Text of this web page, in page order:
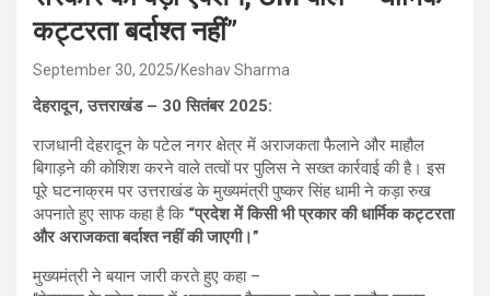
कट्टरता बर्दाश्त नहीं”
September 30, 2025 Keshav Sharma
देहरादून, उत्तराखंड – 30 सितंबर 2025:
राजधानी देहरादून के पटेल नगर क्षेत्र में अराजकता फैलाने और माहौल
बिगाड़ने की कोशिश करने वाले तत्वों पर पुलिस ने सख्त कार्रवाई की है। इस
पूरे घटनाक्रम पर उत्तराखंड के मुख्यमंत्री पुष्कर सिंह धामी ने कड़ा रुख
अपनाते हुए साफ कहा है कि “प्रदेश में किसी भी प्रकार की धार्मिक कट्टरता
और अराजकता बर्दाश्त नहीं की जाएगी।”
मुख्यमंत्री ने बयान जारी करते हुए कहा –